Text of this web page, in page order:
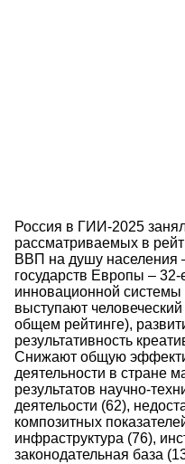
Россия в ГИИ-2025
рассматриваемых в
ВВП на душу населения
государств Европы –
инновационной
выступают
общем рейтинге),
результативность
Снижают общую
деятельности в стране
результатов научно-
деятельости (62),
композитных
инфраструктура (76),
законодательная база